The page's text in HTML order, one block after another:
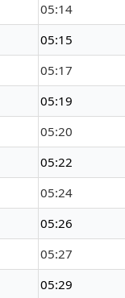
05:14
05:15
05:17
05:19
05:20
05:22
05:24
05:26
05:27
05:29